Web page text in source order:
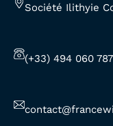
Société Ilithyie
(+33) 494 060 787